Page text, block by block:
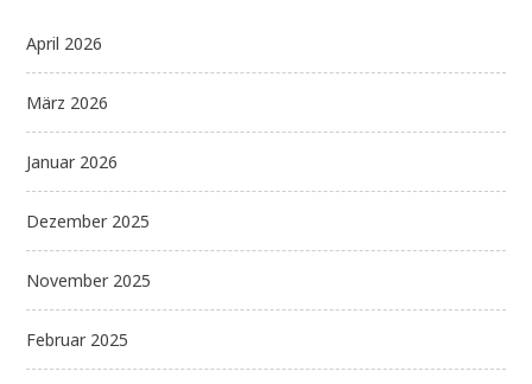
April 2026
März 2026
Januar 2026
Dezember 2025
November 2025
Februar 2025